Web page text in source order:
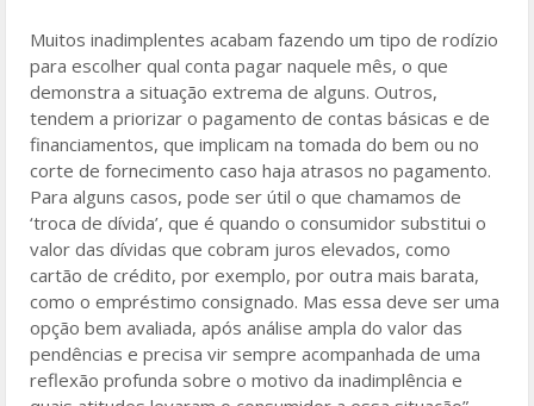
Muitos inadimplentes acabam fazendo um tipo de rodízio
para escolher qual conta pagar naquele mês, o que
demonstra a situação extrema de alguns. Outros,
tendem a priorizar o pagamento de contas básicas e de
financiamentos, que implicam na tomada do bem ou no
corte de fornecimento caso haja atrasos no pagamento.
Para alguns casos, pode ser útil o que chamamos de
‘troca de dívida’, que é quando o consumidor substitui o
valor das dívidas que cobram juros elevados, como
cartão de crédito, por exemplo, por outra mais barata,
como o empréstimo consignado. Mas essa deve ser uma
opção bem avaliada, após análise ampla do valor das
pendências e precisa vir sempre acompanhada de uma
reflexão profunda sobre o motivo da inadimplência e